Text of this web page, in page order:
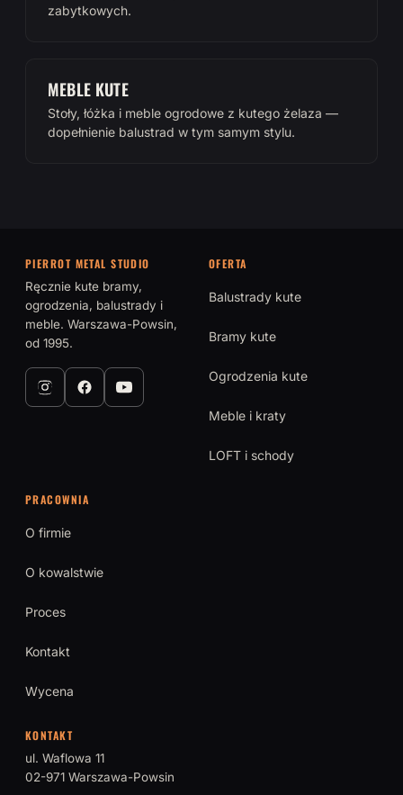
zabytkowych.
MEBLE KUTE
Stoły, łóżka i meble ogrodowe z kutego żelaza —
dopełnienie balustrad w tym samym stylu.
PIERROT METAL STUDIO
Ręcznie kute bramy,
ogrodzenia, balustrady i
meble. Warszawa-Powsin,
od 1995.
OFERTA
Balustrady kute
Bramy kute
Ogrodzenia kute
Meble i kraty
LOFT i schody
PRACOWNIA
O firmie
O kowalstwie
Proces
Kontakt
Wycena
KONTAKT
ul. Waflowa 11
02-971 Warszawa-Powsin